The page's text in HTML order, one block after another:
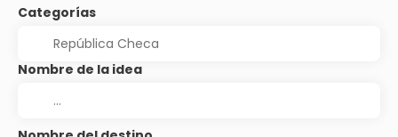
Categorías
Nombre de la idea